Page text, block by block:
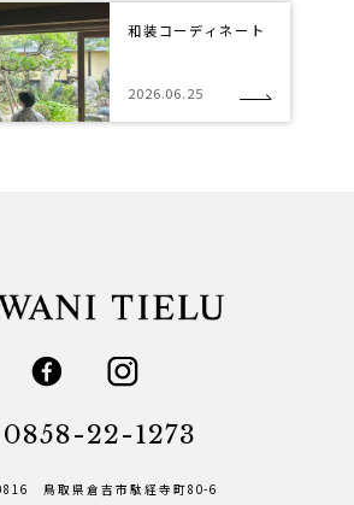
和装コーディネート
2026.06.25
0858-22-1273
鳥取県倉吉市駄経寺町80-6